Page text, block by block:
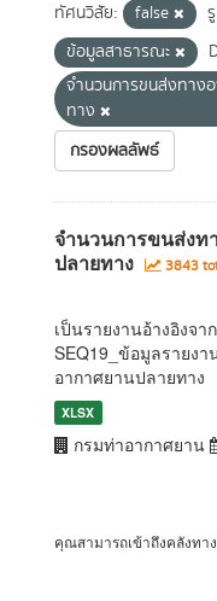
ทัศนวิสัย: false
ข้อมูลสาธารณะ
จำนวนการขนส่งทา
ทาง
กรองผลลัพธ์
จำนวนการขนส่ง
ปลายทาง
3843
เป็นรายงานอ้างอิงจ
SEQ19_ข้อมูลรายง
อากาศยานปลายทาง
XLSX
กรมท่าอากาศยาน
คุณสามารถเข้าถึงคลังทาง